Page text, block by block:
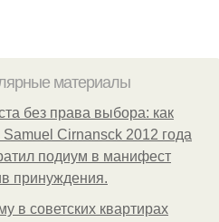
материалы
без права выбора: как
Samuel Cirnansck 2012 года
подиум в манифест
принуждения.
в советских квартирах